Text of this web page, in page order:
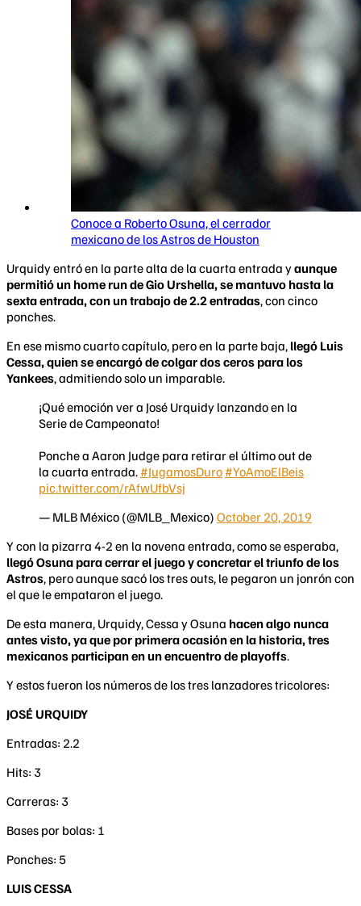
Conoce a Roberto Osuna, el cerrador
mexicano de los Astros de Houston
Urquidy entró en la parte alta de la cuarta entrada yaunque
permitió un home run de Gio Urshella, se mantuvo hasta la
sexta entrada, con un trabajo de 2.2 entradas, con cinco
ponches.
En ese mismo cuarto capítulo, pero en la parte baja, llegó Luis
Cessa, quien se encargó de colgar dos ceros para los
Yankees, admitiendo solo un imparable.
¡Qué emoción ver a José Urquidy lanzando en la
Serie de Campeonato!
Ponche a Aaron Judge para retirar el último out de
la cuarta entrada. #JugamosDuro #YoAmoElBeis
pic.twitter.com/rAfwUfbVsj
— MLB México (@MLB_Mexico) October 20, 2019
Y con la pizarra 4-2 en la novena entrada, como se esperaba,
llegó Osuna para cerrar el juego y concretar el triunfo de los
Astros, pero aunque sacó los tres outs, le pegaron un jonrón con
el que le empataron el juego.
De esta manera, Urquidy, Cessa y Osuna hacen algo nunca
antes visto, ya que por primera ocasión en la historia, tres
mexicanos participan en un encuentro de playoffs.
Y estos fueron los números de los tres lanzadores tricolores:
JOSÉ URQUIDY
Entradas: 2.2
Hits: 3
Carreras: 3
Bases por bolas: 1
Ponches: 5
LUIS CESSA